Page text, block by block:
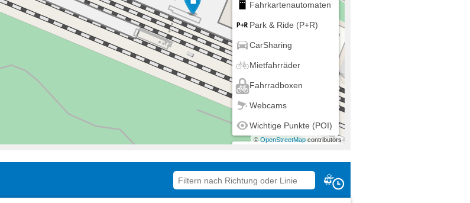
13:00
13:30
14:00
15:30
16:30
Fahrkartenautomaten
Park & Ride (P+R)
CarSharing
Mietfahrräder
Fahrradboxen
Webcams
Wichtige Punkte (POI)
© OpenStreetMap contributors